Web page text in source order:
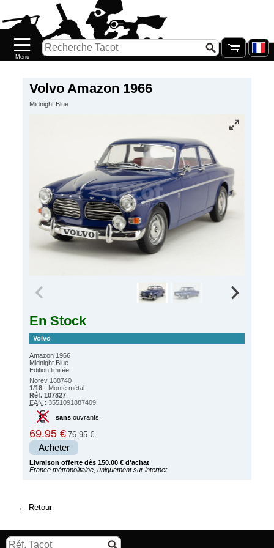
Volvo Amazon 1966
Midnight Blue
En Stock
Volvo
Amazon 1966
Midnight Blue
Edition limitée
Norev 188740
1/18 - Monté métal
Réf. 107827
EAN : 3551091887409
sansouvrants
69.95 € 76.95 €
Acheter
Livraison offerte dès 150.00 € d'achat
France métropolitaine, uniquement sur internet
Retour
Nouveautés
Catalogue/Stock